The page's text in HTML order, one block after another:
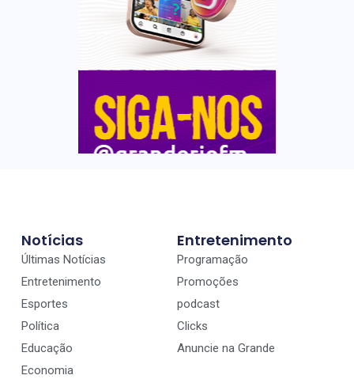
Notícias
Últimas Notícias
Entretenimento
Esportes
Política
Educação
Economia
Entretenimento
Programação
Promoções
podcast
Clicks
Anuncie na Grande